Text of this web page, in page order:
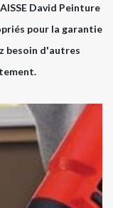
David Peinture
pour la garantie
besoin d'autres